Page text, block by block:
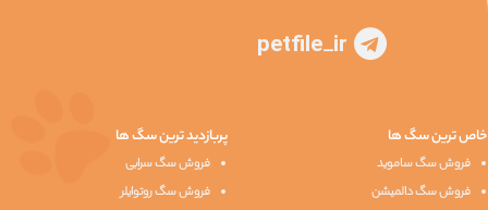
خاص ترین سگ ها
فروش سگ ساموید
فروش سگ دالمیشن
پربازدید ترین سگ ها
فروش سگ سرابی
فروش سگ روتوایلر